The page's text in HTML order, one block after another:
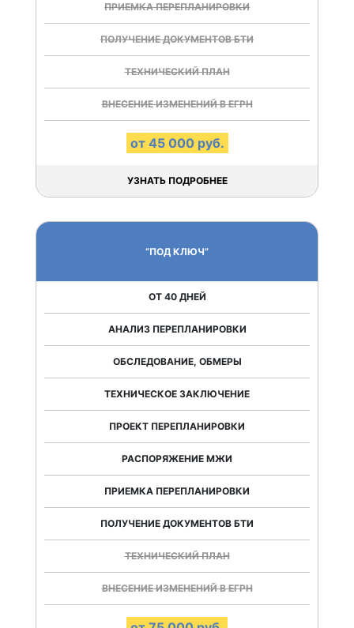
ПРИЕМКА ПЕРЕПЛАНИРОВКИ
ПОЛУЧЕНИЕ ДОКУМЕНТОВ БТИ
ТЕХНИЧЕСКИЙ ПЛАН
ВНЕСЕНИЕ ИЗМЕНЕНИЙ В ЕГРН
от 45 000 руб.
УЗНАТЬ ПОДРОБНЕЕ
“ПОД КЛЮЧ”
ОТ 40 ДНЕЙ
АНАЛИЗ ПЕРЕПЛАНИРОВКИ
ОБСЛЕДОВАНИЕ, ОБМЕРЫ
ТЕХНИЧЕСКОЕ ЗАКЛЮЧЕНИЕ
ПРОЕКТ ПЕРЕПЛАНИРОВКИ
РАСПОРЯЖЕНИЕ МЖИ
ПРИЕМКА ПЕРЕПЛАНИРОВКИ
ПОЛУЧЕНИЕ ДОКУМЕНТОВ БТИ
ТЕХНИЧЕСКИЙ ПЛАН
ВНЕСЕНИЕ ИЗМЕНЕНИЙ В ЕГРН